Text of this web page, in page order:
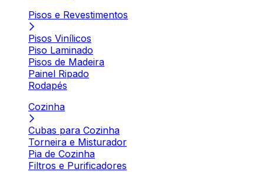
Pisos e Revestimentos
Pisos Vinílicos
Piso Laminado
Pisos de Madeira
Painel Ripado
Rodapés
Cozinha
Cubas para Cozinha
Torneira e Misturador
Pia de Cozinha
Filtros e Purificadores